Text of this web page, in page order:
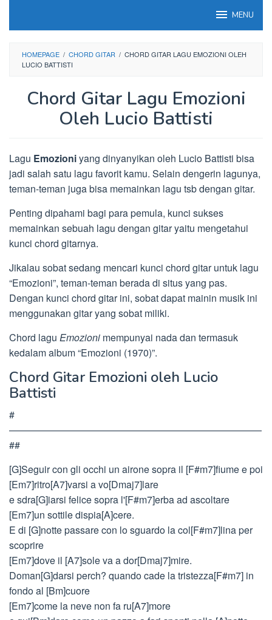
MENU
HOMEPAGE / CHORD GITAR / CHORD GITAR LAGU EMOZIONI OLEH
LUCIO BATTISTI
Chord Gitar Lagu Emozioni
Oleh Lucio Battisti
Lagu Emozioniyang dinyanyikan oleh Lucio Battisti bisa
jadi salah satu lagu favorit kamu. Selain dengerin lagunya,
teman-teman juga bisa memainkan lagu tsb dengan gitar.
Penting dipahami bagi para pemula, kunci sukses
memainkan sebuah lagu dengan gitar yaitu mengetahui
kunci chord gitarnya.
Jikalau sobat sedang mencari kunci chord gitar untuk lagu
“Emozioni”, teman-teman berada di situs yang pas.
Dengan kunci chord gitar ini, sobat dapat mainin musik ini
menggunakan gitar yang sobat miliki.
Chord lagu Emozioni mempunyai nada dan termasuk
kedalam album “Emozioni (1970)”.
Chord Gitar Emozioni oleh Lucio
Battisti
#
——————————————————————————
##
[G]Seguir con gli occhi un airone sopra il [F#m7]fiume e poi
[Em7]ritro[A7]varsi a vo[Dmaj7]lare
e sdra[G]iarsi felice sopra l'[F#m7]erba ad ascoltare
[Em7]un sottile dispia[A]cere.
E di [G]notte passare con lo sguardo la col[F#m7]lina per
scoprire
[Em7]dove il [A7]sole va a dor[Dmaj7]mire.
Doman[G]darsi perch? quando cade la tristezza[F#m7] in
fondo al [Bm]cuore
[Em7]come la neve non fa ru[A7]more